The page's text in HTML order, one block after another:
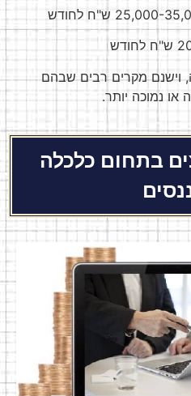
וישנם מקרים רבים שבהם
או נמוכה יותר.
בתחום כלכלה